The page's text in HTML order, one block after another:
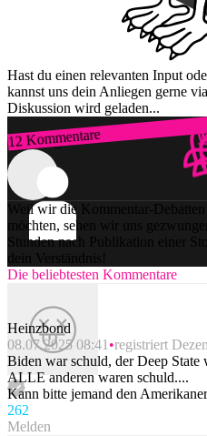
Hast du einen relevanten Input
kannst uns dein Anliegen gerne
Diskussion wird geladen...
12 Kommentare
Zum Login
Weil wir die Kommentar-Debatten
möchten, sehen wir uns
Stunden nach Publikation einer
dein Verständnis!
Die beliebtesten Kommentare
Heinzbond
08.07.2025 08:41 registriert
Biden war schuld, der Deep State
ALLE anderen waren schuld....
Kann bitte jemand den
262
Melden